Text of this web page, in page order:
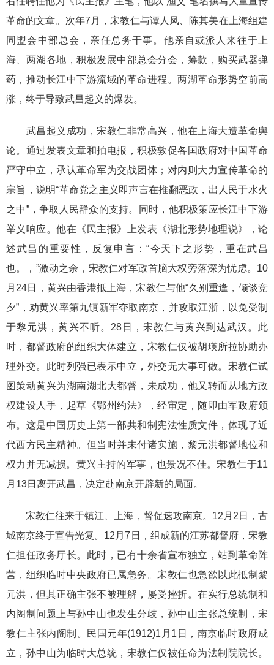
革命的文章。次年7月，宋教仁与谭人凤、陈其美在上海组建
同盟会中部总会，亲任总务干事。他亲自或派人来往于上
海、两湖各地，积极发展中部总会分会，筹款，购买武器弹
药，推动长江中下游流域的革命进程。两湖革命形势空前高
涨，终于导致武昌起义的爆发。
武昌起义成功，宋教仁非常高兴，他在上海大造革命舆
论。通过发表文章和拍电报，积极敦促各国政府对中国革命
严守中立，承认革命军为交战团体；对内则大力宣传革命的
宗旨，说明“革命党之主义即声言在推翻恶政，出人民于水火
之中”，争取人民群众的支持。同时，他积极策应长江中下游
举义响应。他在《民主报》上发表《湖北形势地理说》，论
述武昌的重要性，反复申言：“今天下之形势，重在武昌
也。，”激动之余，宋教仁对军政首脑大权旁落深为忧虑。10
月24日，黄兴由香港抵上海，宋教仁与他“久别重逢，倾谈竞
夕”，劝黄兴率第九镇新军夺取南京，并攻取江浙，以免受制
于黎元洪，黄兴不听。28日，宋教仁与黄兴到达武汉。此
时，都督政府的组织大体建立，宋教仁仅被胡瑛所拉协助办
理外交。此时列强已表示中立，外交无大事可做。宋教仁试
图策动黄兴为湖南湖北大都督，未成功，他又转而从地方政
权建设人手，起草《鄂州约法》，经审定，随即由军政府颁
布。这是中国历史上第一部共和制宪法性质文件，体现了近
代西方民主精神。但当时并未付诸实施，黎元洪都督地位和
权力并无减损。黄兴主持的军事，也景况不佳。宋教仁于11
月13日离开武昌，决定赴南京开辟新的局面。
宋教仁往来于镇江、上海，督促速攻南京。12月2日，古
城南京终于宣告光复。12月7日，组成新的江苏都督府，宋教
仁担任政务厅长。此时，已有十余省宣布独立，站到革命阵
营，组织临时中央政府已属急务。宋教仁也急欲以此抵制黎
元洪，但其正确主张不被理解，屡受挫折。在实行总统制和
内阁制问题上与孙中山也发生分歧，孙中山主张总统制，宋
教仁主张内阁制。民国元年(1912)1月1日，南京临时政府成
立，孙中山为临时大总统，宋教仁仅被任命为法制院院长。